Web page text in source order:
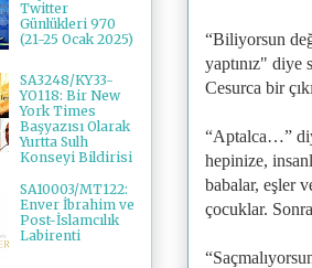
“Biliyorsun
yaptınız" diye
Cesurca bir
“Aptalca…”
hepinize,
babalar, eşler
çocuklar.
Twitter
Günlükleri 970
(21-25 Ocak 2025)
SA3248/KY33-
YO118: Bir New
York Times
Başyazısı Olarak
Yurtta Sulh
Konseyi Bildirisi
SA10003/MT122:
Enver İbrahim ve
Post-İslamcılık
Labirenti